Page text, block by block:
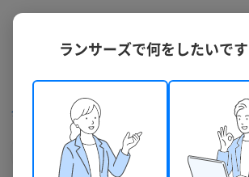
クラウドソーシング ランサーズ フリーランスを
このフリーラ
まずは相談してみる
ランサーズで何をしたいで